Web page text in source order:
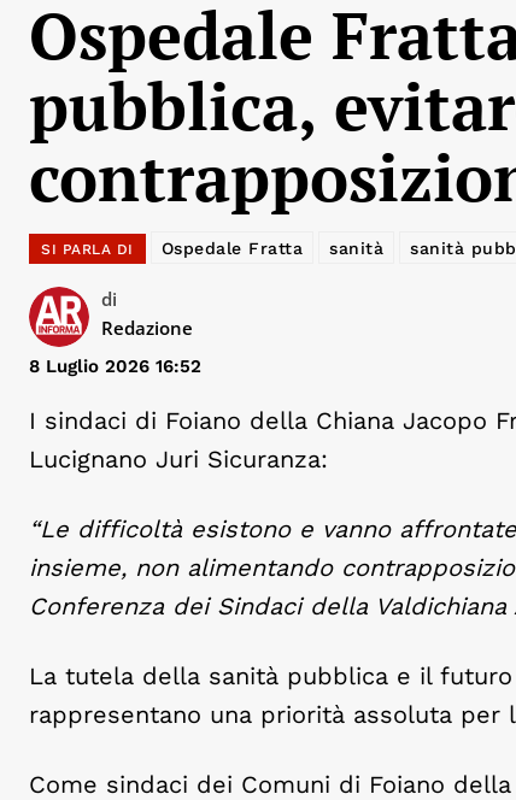
Ospedale
pubblica,
SI PARLA DI Ospedale Fratta sanità sanità
di
Redazione
8 Luglio 2026 16:52
I sindaci di Foiano della Chiana Jacopo
Lucignano Juri Sicuranza:
“Le difficoltà esistono e vanno
insieme, non alimentando
Conferenza dei Sindaci della
La tutela della sanità pubblica e il
rappresentano una priorità assoluta per
Come sindaci dei Comuni di Foiano